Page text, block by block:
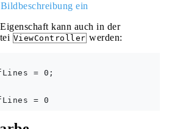
Eigenschaft kann auch in der
ViewController werden:
= 0;